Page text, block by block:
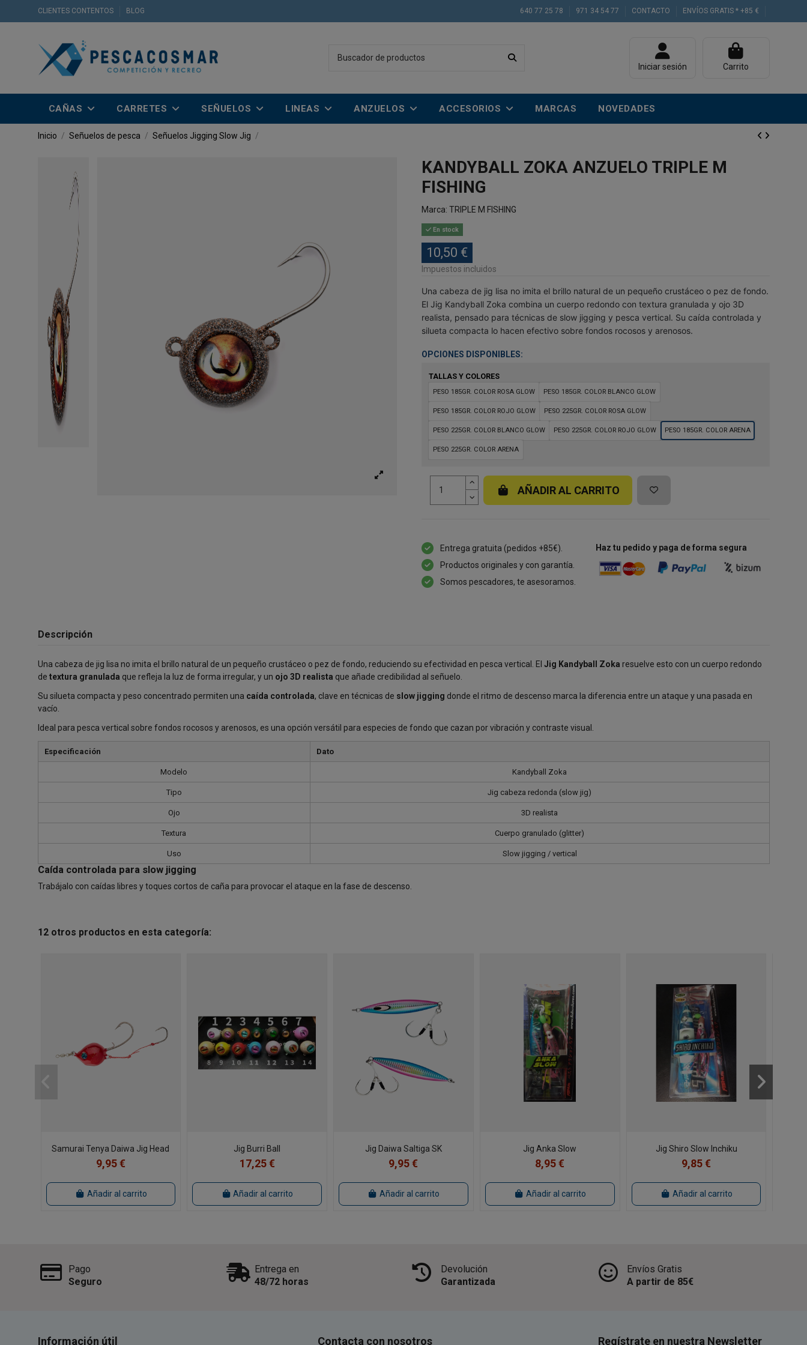
CLIENTES CONTENTOS BLOG 640 77 25 78 971 34 54 77 CONTACTO ENVÍOS GRATIS * +85 €
Iniciar sesión Carrito
CAÑAS CARRETES SEÑUELOS LINEAS ANZUELOS ACCESORIOS MARCAS NOVEDADES
Inicio Señuelos de pesca Señuelos Jigging Slow Jig
KANDYBALL ZOKA ANZUELO TRIPLE M
FISHING
Marca: TRIPLE M FISHING
En stock
10,50 €
Impuestos incluidos
Una cabeza de jig lisa no imita el brillo natural de un pequeño crustáceo o pez de fondo.
El Jig Kandyball Zoka combina un cuerpo redondo con textura granulada y ojo 3D
realista, pensado para técnicas de slow jigging y pesca vertical. Su caída controlada y
silueta compacta lo hacen efectivo sobre fondos rocosos y arenosos.
OPCIONES DISPONIBLES:
TALLAS Y COLORES
PESO 185GR. COLOR ROSA GLOW PESO 185GR. COLOR BLANCO GLOW
PESO 185GR. COLOR ROJO GLOW PESO 225GR. COLOR ROSA GLOW
PESO 225GR. COLOR BLANCO GLOW PESO 225GR. COLOR ROJO GLOW PESO 185GR. COLOR ARENA
PESO 225GR. COLOR ARENA
AÑADIR AL CARRITO
Entrega gratuita (pedidos +85€).
Productos originales y con garantía.
Somos pescadores, te asesoramos.
Haz tu pedido y paga de forma segura
Descripción
Una cabeza de jig lisa no imita el brillo natural de un pequeño crustáceo o pez de fondo, reduciendo su efectividad en pesca vertical. El Jig Kandyball Zoka resuelve esto con un cuerpo redondo
de textura granulada que refleja la luz de forma irregular, y un ojo 3D realista que añade credibilidad al señuelo.
Su silueta compacta y peso concentrado permiten una caída controlada, clave en técnicas de slow jigging donde el ritmo de descenso marca la diferencia entre un ataque y una pasada en
vacío.
Ideal para pesca vertical sobre fondos rocosos y arenosos, es una opción versátil para especies de fondo que cazan por vibración y contraste visual.
Especificación Dato
Modelo Kandyball Zoka
Tipo Jig cabeza redonda (slow jig)
Ojo 3D realista
Textura Cuerpo granulado (glitter)
Uso Slow jigging / vertical
Caída controlada para slow jigging
Trabájalo con caídas libres y toques cortos de caña para provocar el ataque en la fase de descenso.
12 otros productos en esta categoría:
Samurai Tenya Daiwa Jig Head
9,95 €
Añadir al carrito
Jig Burri Ball
17,25 €
Añadir al carrito
Jig Daiwa Saltiga SK
9,95 €
Añadir al carrito
Jig Anka Slow
8,95 €
Añadir al carrito
Jig Shiro Slow Inchiku
9,85 €
Añadir al carrito
Pago
Seguro
Entrega en
48/72 horas
Devolución
Garantizada
Envíos Gratis
A partir de 85€
Información útil Contacta con nosotros Regístrate en nuestra Newsletter